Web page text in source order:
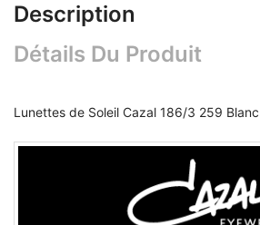
Description
Détails Du Produit
Lunettes de Soleil Cazal 186/3 259 Blanc